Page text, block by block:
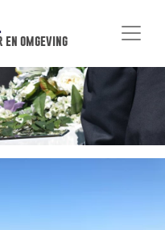
omgeving